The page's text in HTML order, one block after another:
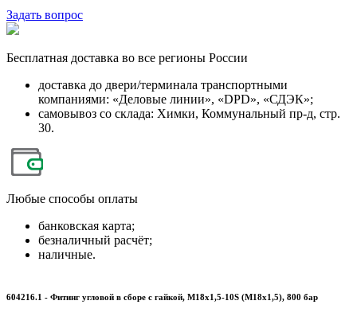
Задать вопрос
Бесплатная доставка во все регионы России
доставка до двери/терминала транспортными
компаниями: «Деловые линии», «DPD», «СДЭК»;
самовывоз со склада: Химки, Коммунальный пр-д, стр.
30.
Любые способы оплаты
банковская карта;
безналичный расчёт;
наличные.
604216.1 - Фитинг угловой в сборе с гайкой, М18х1,5-10S (М18х1,5), 800 бар